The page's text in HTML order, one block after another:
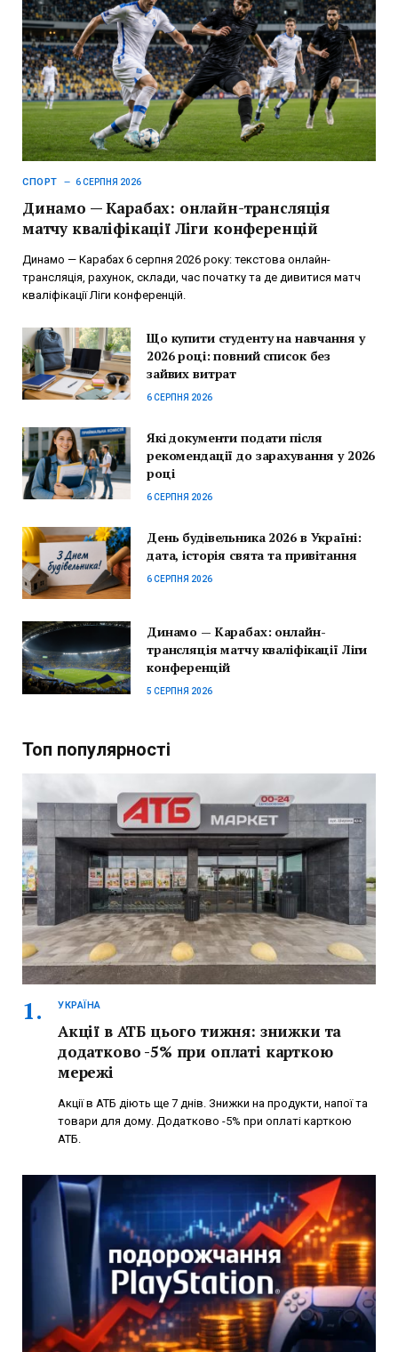
СПОРТ 6 СЕРПНЯ 2026
Динамо — Карабах: онлайн-трансляція
матчу кваліфікації Ліги конференцій
Динамо — Карабах 6 серпня 2026 року: текстова онлайн-
трансляція, рахунок, склади, час початку та де дивитися матч
кваліфікації Ліги конференцій.
Що купити студенту на навчання у
2026 році: повний список без
зайвих витрат
6 СЕРПНЯ 2026
Які документи подати після
рекомендації до зарахування у 2026
році
6 СЕРПНЯ 2026
День будівельника 2026 в Україні:
дата, історія свята та привітання
6 СЕРПНЯ 2026
Динамо — Карабах: онлайн-
трансляція матчу кваліфікації Ліги
конференцій
5 СЕРПНЯ 2026
Топ популярності
УКРАЇНА
Акції в АТБ цього тижня: знижки та
додатково -5% при оплаті карткою
мережі
Акції в АТБ діють ще 7 днів. Знижки на продукти, напої та
товари для дому. Додатково -5% при оплаті карткою
АТБ.